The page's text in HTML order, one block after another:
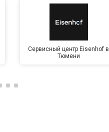
Сервисный центр Eisenhof в
Тюмени